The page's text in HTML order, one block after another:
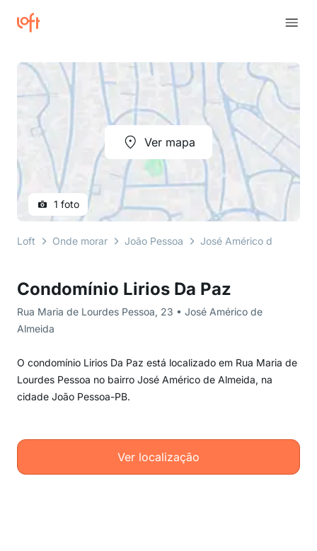
Condomínio Lirios Da Paz
Rua Maria de Lourdes Pessoa, 23 • José Américo de
Almeida
O condomínio Lirios Da Paz está localizado em Rua Maria de
Lourdes Pessoa no bairro José Américo de Almeida, na
cidade João Pessoa-PB.
Ver localização
Ver mapa
1 foto
Loft Onde morar João Pessoa José Américo de